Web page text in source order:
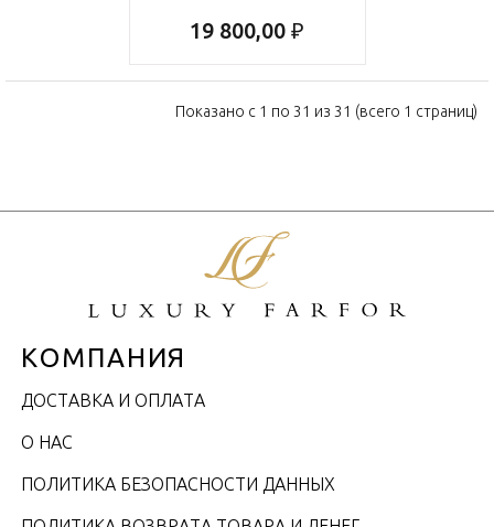
19 800,00 ₽
Показано с 1 по 31 из 31 (всего 1 страниц)
КОМПАНИЯ
ДОСТАВКА И ОПЛАТА
О НАС
ПОЛИТИКА БЕЗОПАСНОСТИ ДАННЫХ